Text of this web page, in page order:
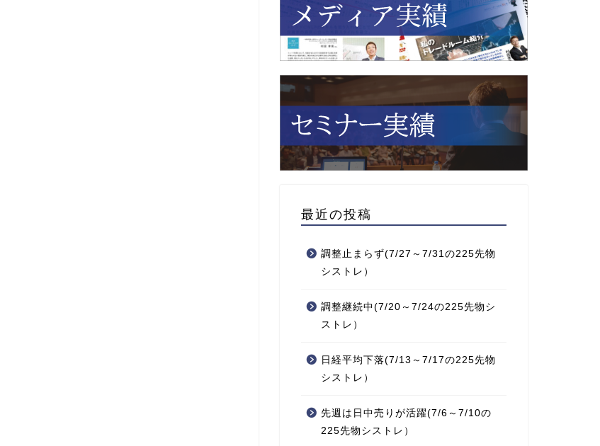
最近の投稿
調整止まらず(7/27～7/31の225先物
シストレ）
調整継続中(7/20～7/24の225先物シ
ストレ）
日経平均下落(7/13～7/17の225先物
シストレ）
先週は日中売りが活躍(7/6～7/10の
225先物シストレ）